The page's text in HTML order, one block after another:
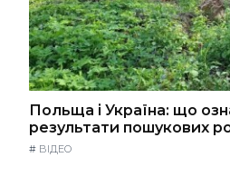
Польща і Україна: що
результати пошукових
# ВІДЕО